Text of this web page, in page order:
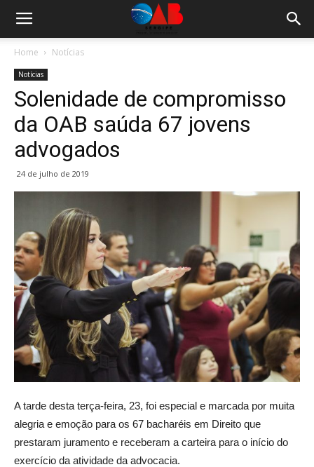
Home Notícias
Notícias
Solenidade de compromisso
da OAB saúda 67 jovens
advogados
24 de julho de 2019
A tarde desta terça-feira, 23, foi especial e marcada por muita
alegria e emoção para os 67 bacharéis em Direito que
prestaram juramento e receberam a carteira para o início do
exercício da atividade da advocacia.